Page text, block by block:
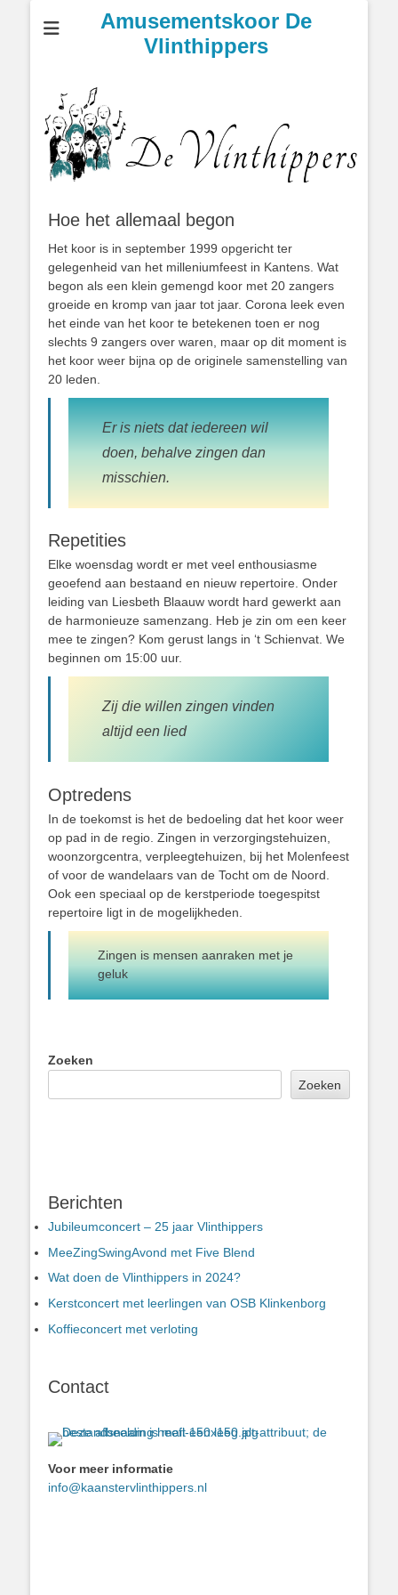
Amusementskoor De
Vlinthippers
Hoe het allemaal begon
Het koor is in september 1999 opgericht ter
gelegenheid van het milleniumfeest in Kantens. Wat
begon als een klein gemengd koor met 20 zangers
groeide en kromp van jaar tot jaar. Corona leek even
het einde van het koor te betekenen toen er nog
slechts 9 zangers over waren, maar op dit moment is
het koor weer bijna op de originele samenstelling van
20 leden.
Er is niets dat iedereen wil
doen, behalve zingen dan
misschien.
Repetities
Elke woensdag wordt er met veel enthousiasme
geoefend aan bestaand en nieuw repertoire. Onder
leiding van Liesbeth Blaauw wordt hard gewerkt aan
de harmonieuze samenzang. Heb je zin om een keer
mee te zingen? Kom gerust langs in ‘t Schienvat. We
beginnen om 15:00 uur.
Zij die willen zingen vinden
altijd een lied
Optredens
In de toekomst is het de bedoeling dat het koor weer
op pad in de regio. Zingen in verzorgingstehuizen,
woonzorgcentra, verpleegtehuizen, bij het Molenfeest
of voor de wandelaars van de Tocht om de Noord.
Ook een speciaal op de kerstperiode toegespitst
repertoire ligt in de mogelijkheden.
Zingen is mensen aanraken met je
geluk
Zoeken
Zoeken
Berichten
Jubileumconcert – 25 jaar Vlinthippers
MeeZingSwingAvond met Five Blend
Wat doen de Vlinthippers in 2024?
Kerstconcert met leerlingen van OSB Klinkenborg
Koffieconcert met verloting
Contact
Voor meer informatie
info@kaanstervlinthippers.nl